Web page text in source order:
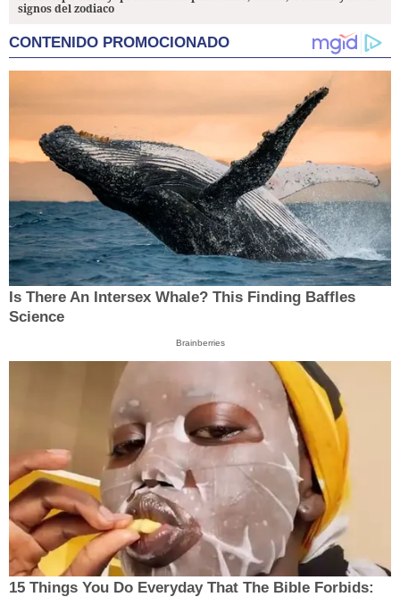
signos del zodiaco
CONTENIDO PROMOCIONADO
Is There An Intersex Whale? This Finding Baffles
Science
Brainberries
15 Things You Do Everyday That The Bible Forbids: